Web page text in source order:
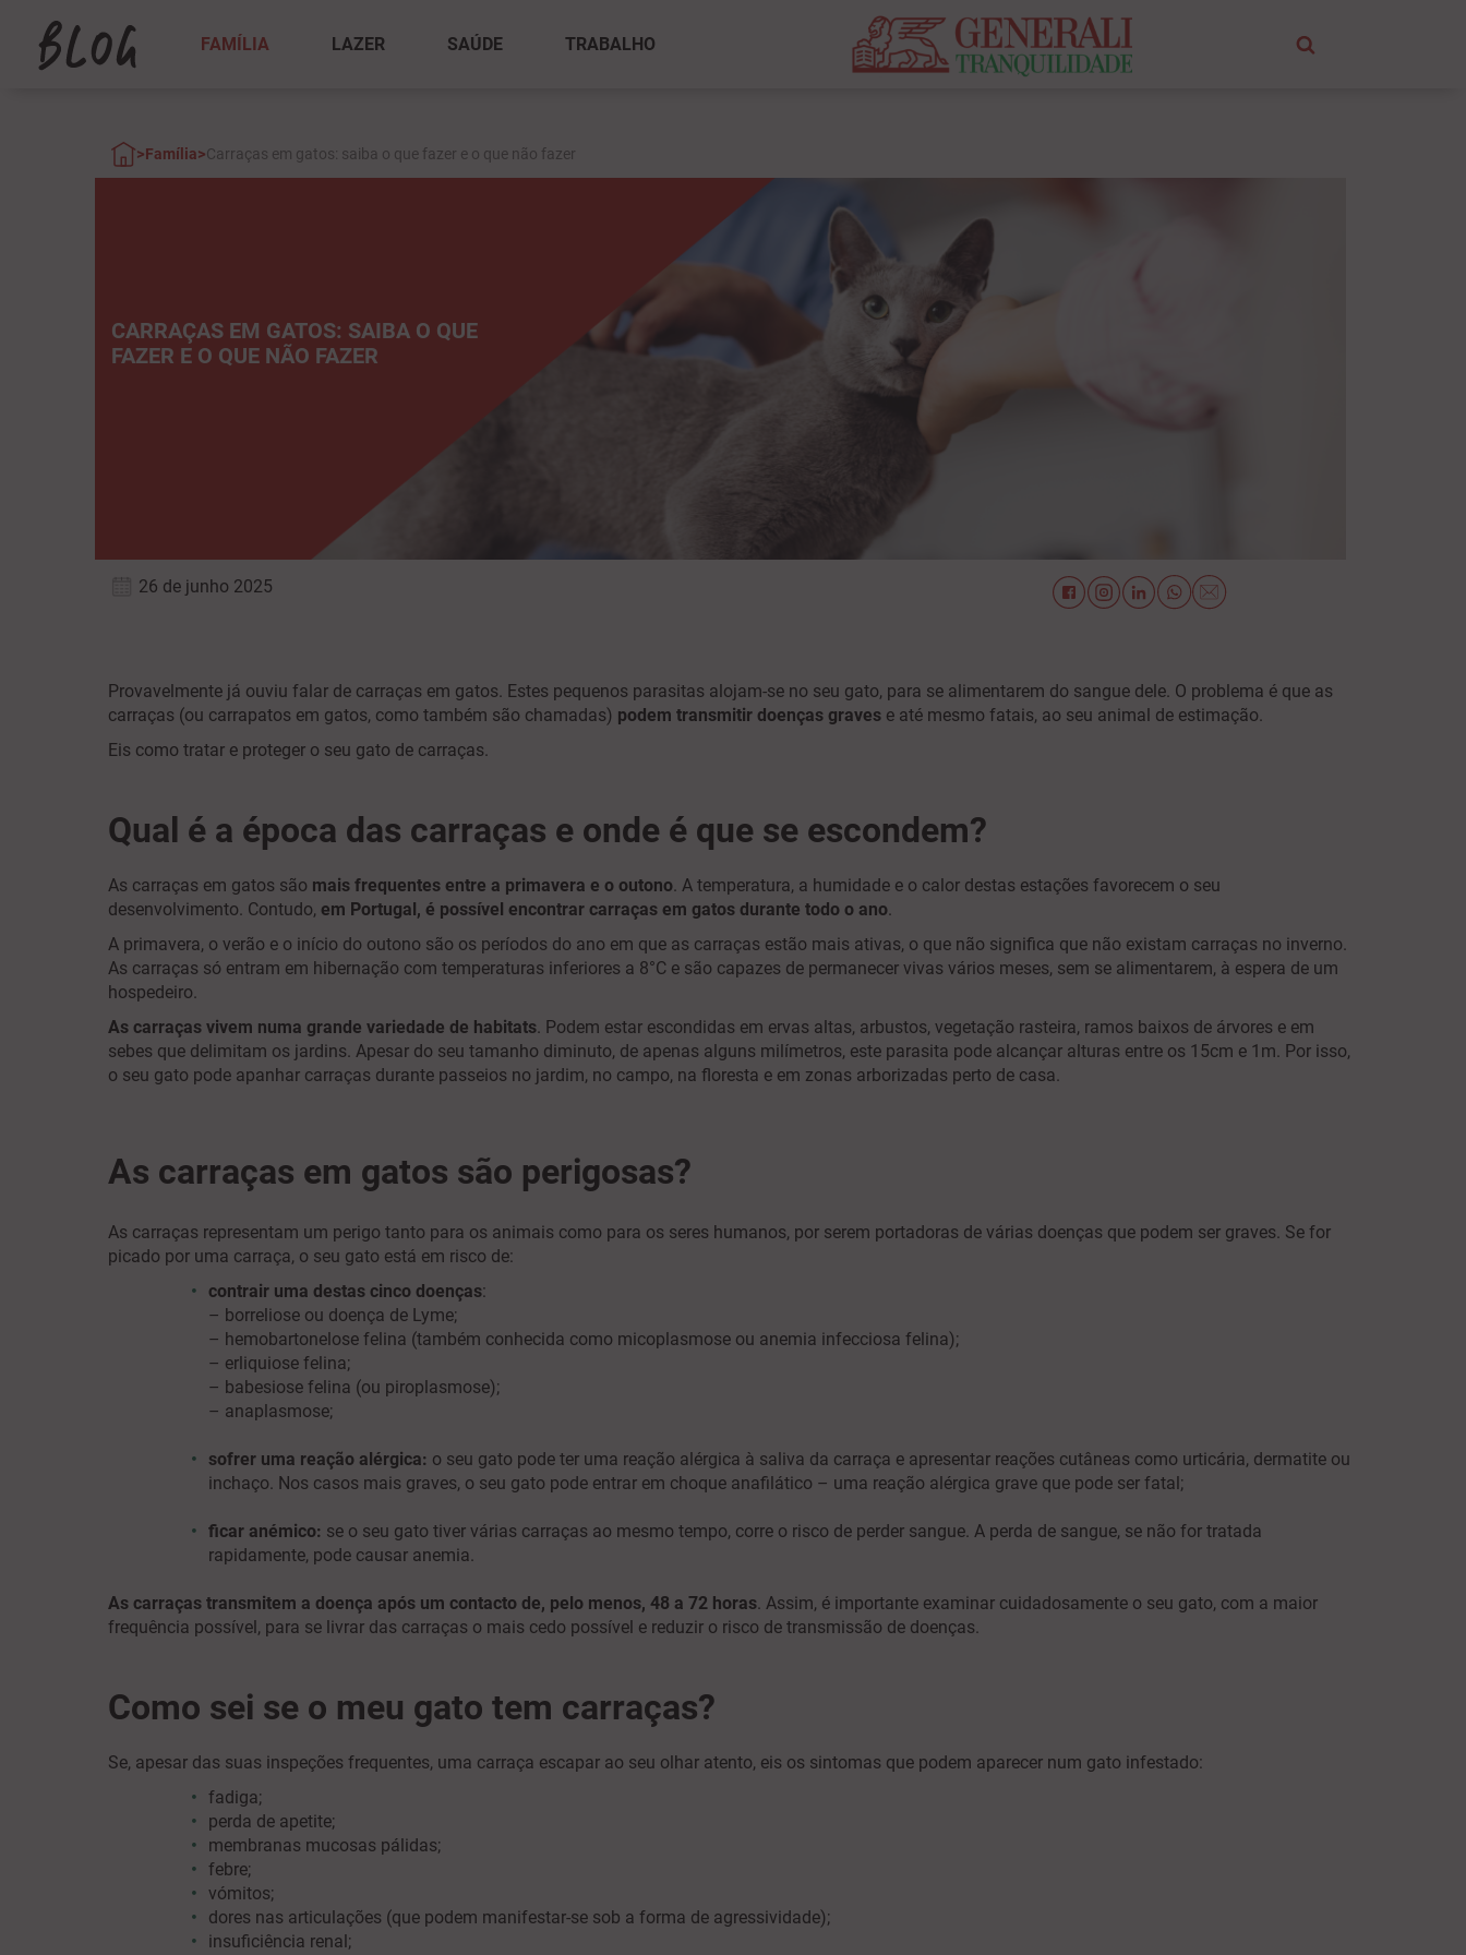
FAMÍLIA LAZER SAÚDE TRABALHO
>Família>Carraças em gatos: saiba o que fazer e o que não fazer
CARRAÇAS EM GATOS: SAIBA O QUE
FAZER E O QUE NÃO FAZER
26 de junho 2025
Provavelmente já ouviu falar de carraças em gatos. Estes pequenos parasitas alojam-se no seu gato, para se alimentarem do sangue dele. O problema é que as
carraças (ou carrapatos em gatos, como também são chamadas) podem transmitir doenças graves e até mesmo fatais, ao seu animal de estimação.
Eis como tratar e proteger o seu gato de carraças.
Qual é a época das carraças e onde é que se escondem?
As carraças em gatos são mais frequentes entre a primavera e o outono. A temperatura, a humidade e o calor destas estações favorecem o seu
desenvolvimento. Contudo, em Portugal, é possível encontrar carraças em gatos durante todo o ano.
A primavera, o verão e o início do outono são os períodos do ano em que as carraças estão mais ativas, o que não significa que não existam carraças no inverno.
As carraças só entram em hibernação com temperaturas inferiores a 8°C e são capazes de permanecer vivas vários meses, sem se alimentarem, à espera de um
hospedeiro.
As carraças vivem numa grande variedade de habitats. Podem estar escondidas em ervas altas, arbustos, vegetação rasteira, ramos baixos de árvores e em
sebes que delimitam os jardins. Apesar do seu tamanho diminuto, de apenas alguns milímetros, este parasita pode alcançar alturas entre os 15cm e 1m. Por isso,
o seu gato pode apanhar carraças durante passeios no jardim, no campo, na floresta e em zonas arborizadas perto de casa.
As carraças em gatos são perigosas?
As carraças representam um perigo tanto para os animais como para os seres humanos, por serem portadoras de várias doenças que podem ser graves. Se for
picado por uma carraça, o seu gato está em risco de:
contrair uma destas cinco doenças:
– borreliose ou doença de Lyme;
– hemobartonelose felina (também conhecida como micoplasmose ou anemia infecciosa felina);
– erliquiose felina;
– babesiose felina (ou piroplasmose);
– anaplasmose;
sofrer uma reação alérgica: o seu gato pode ter uma reação alérgica à saliva da carraça e apresentar reações cutâneas como urticária, dermatite ou
inchaço. Nos casos mais graves, o seu gato pode entrar em choque anafilático – uma reação alérgica grave que pode ser fatal;
ficar anémico: se o seu gato tiver várias carraças ao mesmo tempo, corre o risco de perder sangue. A perda de sangue, se não for tratada
rapidamente, pode causar anemia.
As carraças transmitem a doença após um contacto de, pelo menos, 48 a 72 horas. Assim, é importante examinar cuidadosamente o seu gato, com a maior
frequência possível, para se livrar das carraças o mais cedo possível e reduzir o risco de transmissão de doenças.
Como sei se o meu gato tem carraças?
Se, apesar das suas inspeções frequentes, uma carraça escapar ao seu olhar atento, eis os sintomas que podem aparecer num gato infestado:
fadiga;
perda de apetite;
membranas mucosas pálidas;
febre;
vómitos;
dores nas articulações (que podem manifestar-se sob a forma de agressividade);
insuficiência renal;